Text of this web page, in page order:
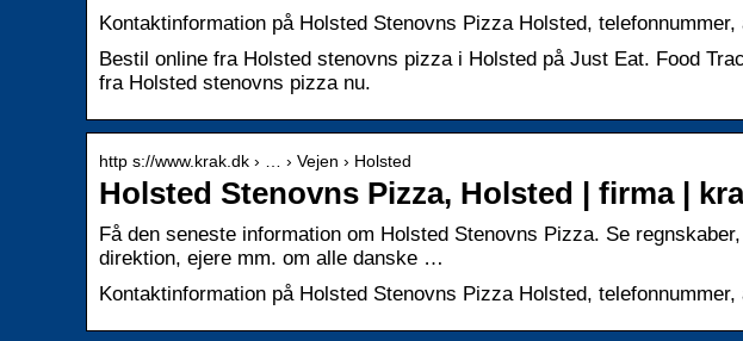
Kontaktinformation på Holsted Stenovns Pizza Holsted,
Bestil online fra Holsted stenovns pizza i Holsted på Just Eat. Food
fra Holsted stenovns pizza nu.
http s://www.krak.dk › … › Vejen › Holsted
Holsted Stenovns Pizza, Holsted | firma |
Få den seneste information om Holsted Stenovns Pizza. Se
direktion, ejere mm. om alle danske …
Kontaktinformation på Holsted Stenovns Pizza Holsted,